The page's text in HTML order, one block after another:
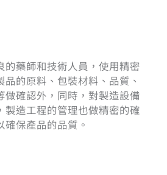
的藥師和技術人員，使用精密
的原料、包裝材料、品質、
做確認外，同時，對製造設備
製造工程的管理也做精密的確
保產品的品質。